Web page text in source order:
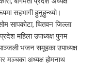
सहभागी हुनुहुन्थ्यो।
सापकोटा, चितवन जिल्ला
महिला उपाध्यक्ष पुनम
भजन समूहका उपाध्यक्ष
मञ्चका अध्यक्ष होमनाथ